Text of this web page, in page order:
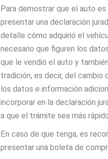
Para demostrar que el auto es
presentar una declaración
detalle cómo adquirió el
necesario que figuren los
que le vendió el auto y
tradición, es decir, del cambio
los datos e información
incorporar en la declaración
a que el trámite sea más
En caso de que tenga, es
presentar una boleta de